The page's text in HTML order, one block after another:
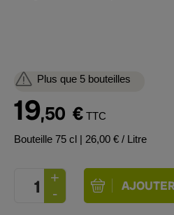
Plus que 5 bouteilles
19,50 € TTC
Bouteille 75 cl | 26,00 € / Litre